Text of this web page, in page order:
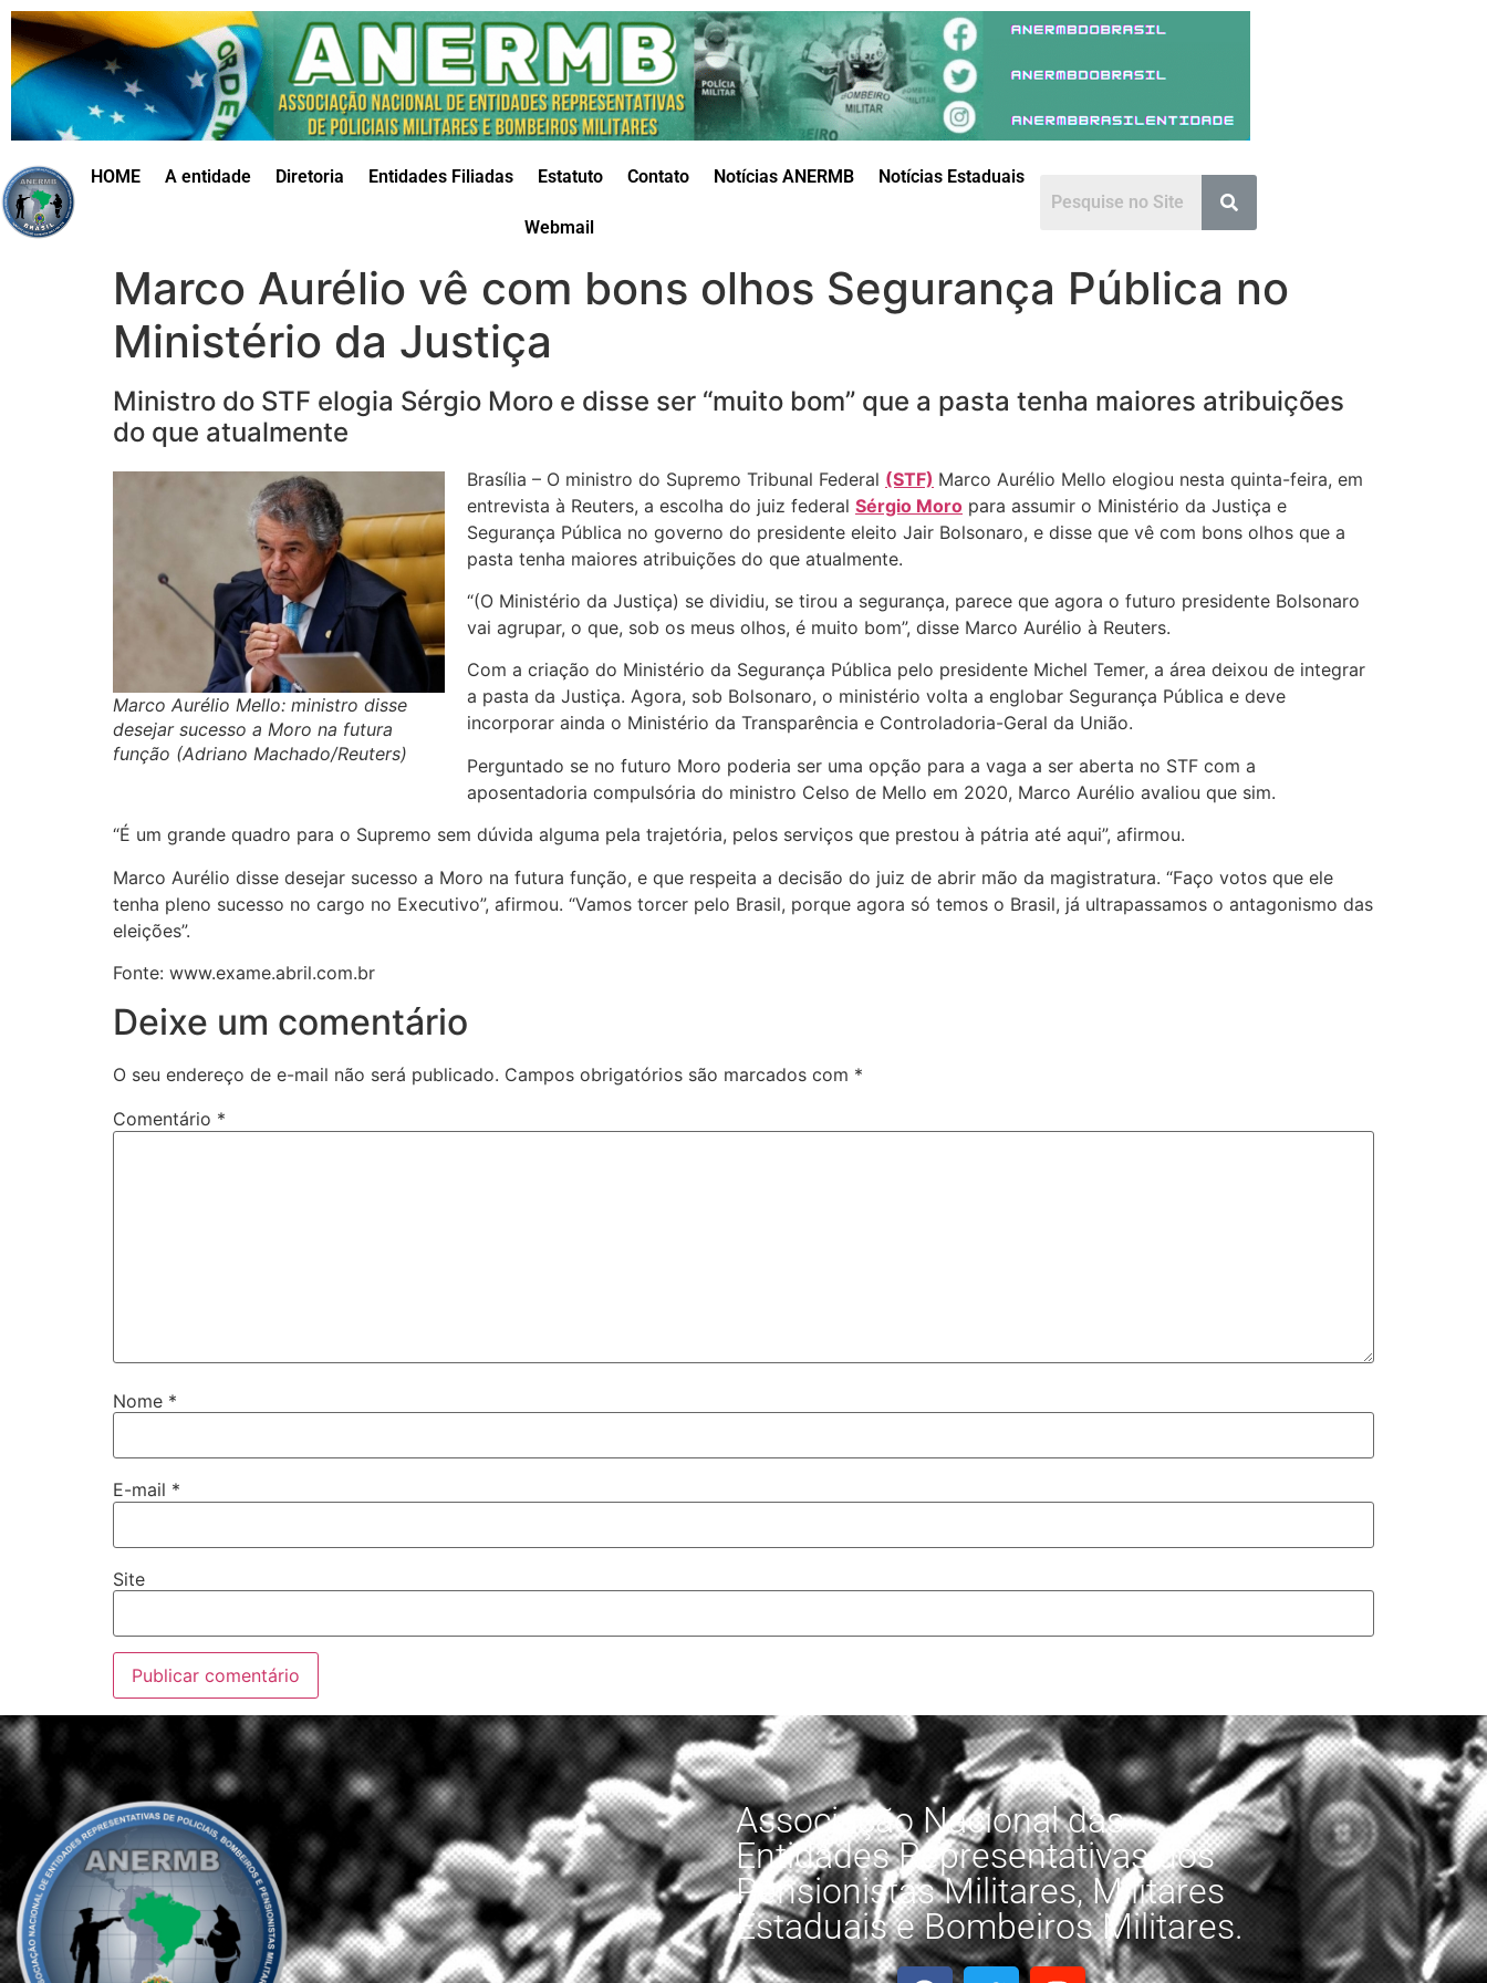
HOME A entidade Diretoria Entidades Filiadas Estatuto Contato Notícias ANERMB Notícias Estaduais
Webmail
Marco Aurélio vê com bons olhos Segurança Pública no
Ministério da Justiça
Ministro do STF elogia Sérgio Moro e disse ser “muito bom” que a pasta tenha maiores atribuições
do que atualmente
Marco Aurélio Mello: ministro disse
desejar sucesso a Moro na futura
função (Adriano Machado/Reuters)
Brasília – O ministro do Supremo Tribunal Federal (STF) Marco Aurélio Mello elogiou nesta quinta-feira, em
entrevista à Reuters, a escolha do juiz federal Sérgio Moro para assumir o Ministério da Justiça e
Segurança Pública no governo do presidente eleito Jair Bolsonaro, e disse que vê com bons olhos que a
pasta tenha maiores atribuições do que atualmente.
“(O Ministério da Justiça) se dividiu, se tirou a segurança, parece que agora o futuro presidente Bolsonaro
vai agrupar, o que, sob os meus olhos, é muito bom”, disse Marco Aurélio à Reuters.
Com a criação do Ministério da Segurança Pública pelo presidente Michel Temer, a área deixou de integrar
a pasta da Justiça. Agora, sob Bolsonaro, o ministério volta a englobar Segurança Pública e deve
incorporar ainda o Ministério da Transparência e Controladoria-Geral da União.
Perguntado se no futuro Moro poderia ser uma opção para a vaga a ser aberta no STF com a
aposentadoria compulsória do ministro Celso de Mello em 2020, Marco Aurélio avaliou que sim.
“É um grande quadro para o Supremo sem dúvida alguma pela trajetória, pelos serviços que prestou à pátria até aqui”, afirmou.
Marco Aurélio disse desejar sucesso a Moro na futura função, e que respeita a decisão do juiz de abrir mão da magistratura. “Faço votos que ele
tenha pleno sucesso no cargo no Executivo”, afirmou. “Vamos torcer pelo Brasil, porque agora só temos o Brasil, já ultrapassamos o antagonismo das
eleições”.
Fonte: www.exame.abril.com.br
Deixe um comentário
O seu endereço de e-mail não será publicado. Campos obrigatórios são marcados com *
Comentário *
Nome *
E-mail *
Site
Associação Nacional das
Entidades Representativas dos
Pensionistas Militares, Militares
Estaduais e Bombeiros Militares.